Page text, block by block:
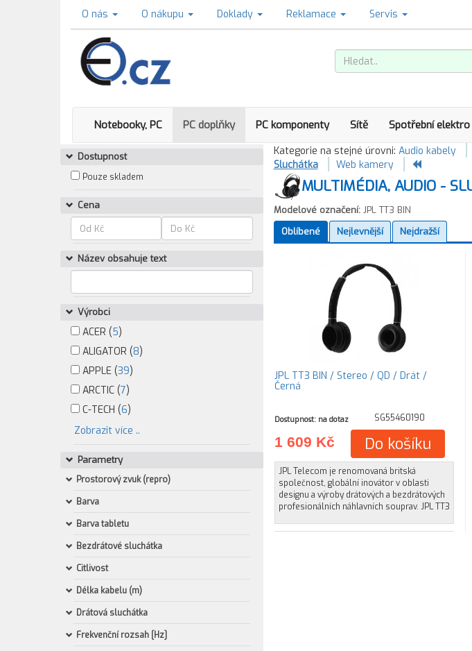
O nás O nákupu Doklady Reklamace Servis
Notebooky, PC PC doplňky PC komponenty Sítě Spotřební elektro
Dostupnost
Pouze skladem
Cena
Název obsahuje text
Výrobci
ACER (5)
ALIGATOR (8)
APPLE (39)
ARCTIC (7)
C-TECH (6)
Zobrazit více ..
Parametry
Prostorový zvuk (repro)
Barva
Barva tabletu
Bezdrátové sluchátka
Citlivost
Délka kabelu (m)
Drátová sluchátka
Frekvenční rozsah [Hz]
Kategorie na stejné úrovni: Audio kabely
Sluchátka
Web kamery
MULTIMÉDIA, AUDIO -
Modelové označení:JPL TT3 BIN
Oblíbené
Nejlevnější Nejdražší
JPL TT3 BIN / Stereo / QD / Drát /
Černá
Dostupnost: na dotaz SG55460190
1 609 Kč Do košíku
JPL Telecom je renomovaná britská
společnost, globální inovátor v oblasti
designu a výroby drátových a bezdrátových
profesionálních náhlavních souprav. JPL TT3